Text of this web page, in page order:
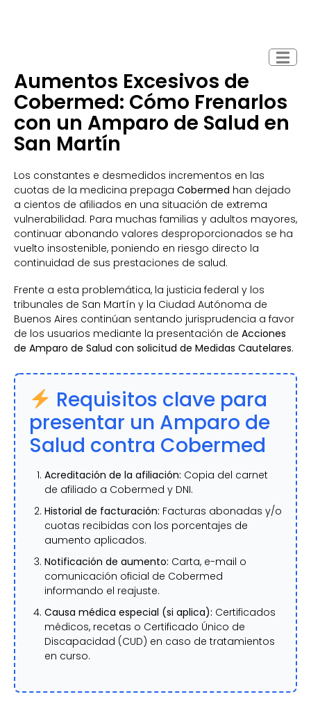
Aumentos Excesivos de
Cobermed: Cómo Frenarlos
con un Amparo de Salud en
San Martín
Los constantes e desmedidos incrementos en las
cuotas de la medicina prepaga Cobermed han dejado
a cientos de afiliados en una situación de extrema
vulnerabilidad. Para muchas familias y adultos mayores,
continuar abonando valores desproporcionados se ha
vuelto insostenible, poniendo en riesgo directo la
continuidad de sus prestaciones de salud.
Frente a esta problemática, la justicia federal y los
tribunales de San Martín y la Ciudad Autónoma de
Buenos Aires continúan sentando jurisprudencia a favor
de los usuarios mediante la presentación de Acciones
de Amparo de Salud con solicitud de Medidas Cautelares.
Requisitos clave para
presentar un Amparo de
Salud contra Cobermed
Acreditación de la afiliación: Copia del carnet
de afiliado a Cobermed y DNI.
Historial de facturación: Facturas abonadas y/o
cuotas recibidas con los porcentajes de
aumento aplicados.
Notificación de aumento: Carta, e-mail o
comunicación oficial de Cobermed
informando el reajuste.
Causa médica especial (si aplica): Certificados
médicos, recetas o Certificado Único de
Discapacidad (CUD) en caso de tratamientos
en curso.